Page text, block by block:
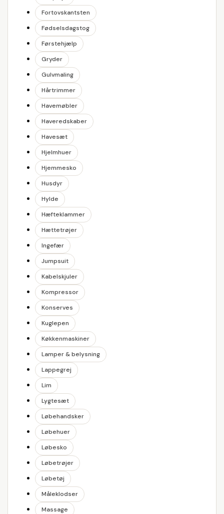
Fortovskantsten
Fødselsdagstog
Førstehjælp
Gryder
Gulvmaling
Hårtrimmer
Havemøbler
Haveredskaber
Havesæt
Hjelmhuer
Hjemmesko
Husdyr
Hylde
Hæfteklammer
Hættetrøjer
Ingefær
Jumpsuit
Kabelskjuler
Kompressor
Konserves
Kuglepen
Køkkenmaskiner
Lamper & belysning
Lappegrej
Lim
Lygtesæt
Løbehandsker
Løbehuer
Løbesko
Løbetrøjer
Løbetøj
Måleklodser
Massage